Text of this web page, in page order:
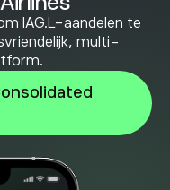
IAG.L-aandelen te
multi-